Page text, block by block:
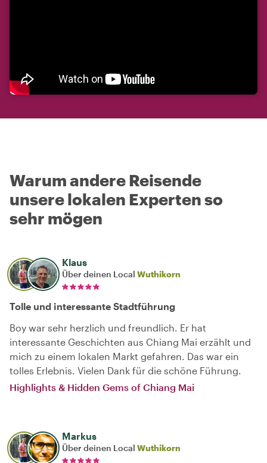
Warum andere Reisende
unsere lokalen Experten so
sehr mögen
Klaus
Über deinen Local Wuthikorn
Tolle und interessante Stadtführung
Boy war sehr herzlich und freundlich. Er hat
interessante Geschichten aus Chiang Mai erzählt und
mich zu einem lokalen Markt gefahren. Das war ein
tolles Erlebnis. Vielen Dank für die schöne Führung.
Highlights & Hidden Gems of Chiang Mai
Markus
Über deinen Local Wuthikorn